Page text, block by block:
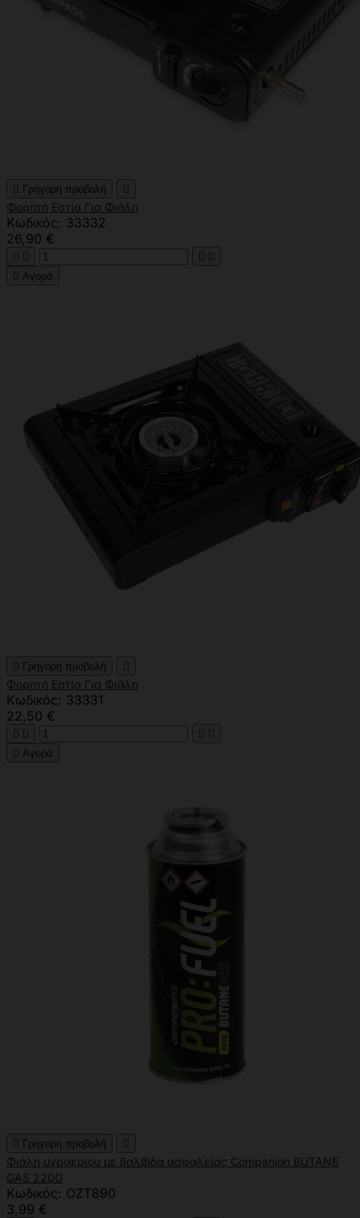
 Γρήγορη προβολή 
Φορητή Εστία Για Φιάλη
Κωδικός: 33332
26,90 €
   
 Αγορά
 Γρήγορη προβολή 
Φορητή Εστία Για Φιάλη
Κωδικός: 33331
22,50 €
   
 Αγορά
 Γρήγορη προβολή 
Φιάλη υγραερίου με βαλβίδα ασφαλείας Companion BUTANE
GAS 220G
Κωδικός: OZT890
3,99 €